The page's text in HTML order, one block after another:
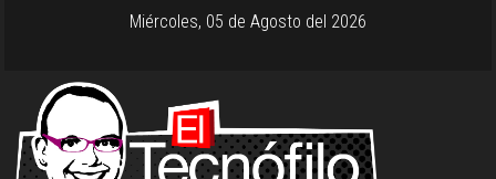
Miércoles, 05 de Agosto del 2026